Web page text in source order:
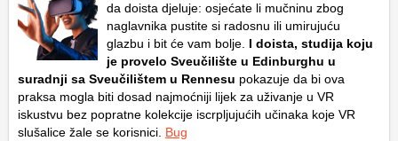
da doista djeluje: osjećate li mučninu zbog
naglavnika pustite si radosnu ili umirujuću
glazbu i bit će vam bolje. I doista, studija koju
je provelo Sveučilište u Edinburghu u
suradnji sa Sveučilištem u Rennesu pokazuje da bi ova
praksa mogla biti dosad najmoćniji lijek za uživanje u VR
iskustvu bez popratne kolekcije iscrpljujućih učinaka koje VR
slušalice žale se korisnici. Bug